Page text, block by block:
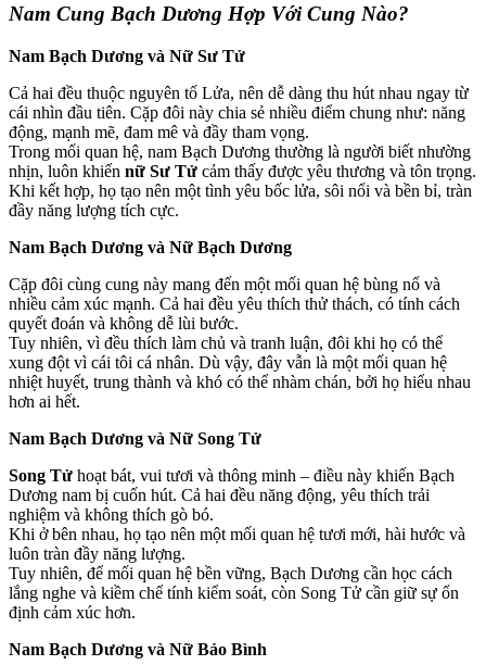
Nam Cung Bạch Dương Hợp Với Cung Nào?
Nam Bạch Dương và Nữ Sư Tử
Cả hai đều thuộc nguyên tố Lửa, nên dễ dàng thu hút nhau ngay từ
cái nhìn đầu tiên. Cặp đôi này chia sẻ nhiều điểm chung như: năng
động, mạnh mẽ, đam mê và đầy tham vọng.
Trong mối quan hệ, nam Bạch Dương thường là người biết nhường
nhịn, luôn khiến nữ Sư Tử cảm thấy được yêu thương và tôn trọng.
Khi kết hợp, họ tạo nên một tình yêu bốc lửa, sôi nổi và bền bỉ, tràn
đầy năng lượng tích cực.
Nam Bạch Dương và Nữ Bạch Dương
Cặp đôi cùng cung này mang đến một mối quan hệ bùng nổ và
nhiều cảm xúc mạnh. Cả hai đều yêu thích thử thách, có tính cách
quyết đoán và không dễ lùi bước.
Tuy nhiên, vì đều thích làm chủ và tranh luận, đôi khi họ có thể
xung đột vì cái tôi cá nhân. Dù vậy, đây vẫn là một mối quan hệ
nhiệt huyết, trung thành và khó có thể nhàm chán, bởi họ hiểu nhau
hơn ai hết.
Nam Bạch Dương và Nữ Song Tử
Song Tử hoạt bát, vui tươi và thông minh – điều này khiến Bạch
Dương nam bị cuốn hút. Cả hai đều năng động, yêu thích trải
nghiệm và không thích gò bó.
Khi ở bên nhau, họ tạo nên một mối quan hệ tươi mới, hài hước và
luôn tràn đầy năng lượng.
Tuy nhiên, để mối quan hệ bền vững, Bạch Dương cần học cách
lắng nghe và kiềm chế tính kiểm soát, còn Song Tử cần giữ sự ổn
định cảm xúc hơn.
Nam Bạch Dương và Nữ Bảo Bình